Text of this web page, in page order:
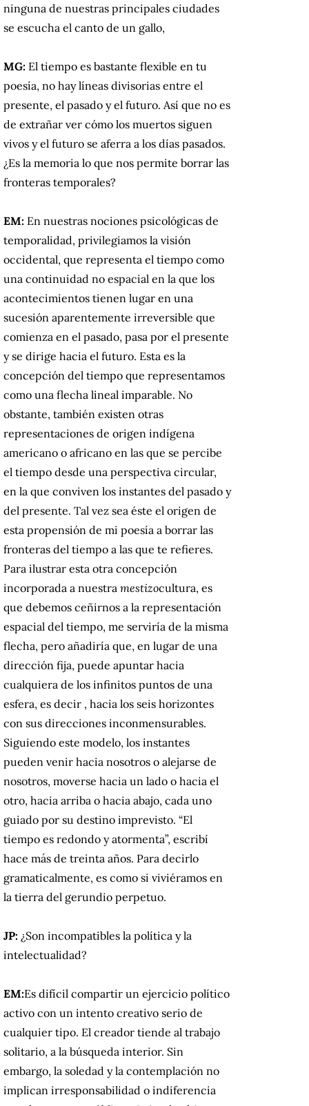
ninguna de nuestras principales ciudades
se escucha el canto de un gallo,
MG: El tiempo es bastante flexible en tu
poesía, no hay líneas divisorias entre el
presente, el pasado y el futuro. Así que no es
de extrañar ver cómo los muertos siguen
vivos y el futuro se aferra a los días pasados.
¿Es la memoria lo que nos permite borrar las
fronteras temporales?
EM: En nuestras nociones psicológicas de
temporalidad, privilegiamos la visión
occidental, que representa el tiempo como
una continuidad no espacial en la que los
acontecimientos tienen lugar en una
sucesión aparentemente irreversible que
comienza en el pasado, pasa por el presente
y se dirige hacia el futuro. Esta es la
concepción del tiempo que representamos
como una flecha lineal imparable. No
obstante, también existen otras
representaciones de origen indígena
americano o africano en las que se percibe
el tiempo desde una perspectiva circular,
en la que conviven los instantes del pasado y
del presente. Tal vez sea éste el origen de
esta propensión de mi poesía a borrar las
fronteras del tiempo a las que te refieres.
Para ilustrar esta otra concepción
incorporada a nuestra mestizocultura, es
que debemos ceñirnos a la representación
espacial del tiempo, me serviría de la misma
flecha, pero añadiría que, en lugar de una
dirección fija, puede apuntar hacia
cualquiera de los infinitos puntos de una
esfera, es decir , hacia los seis horizontes
con sus direcciones inconmensurables.
Siguiendo este modelo, los instantes
pueden venir hacia nosotros o alejarse de
nosotros, moverse hacia un lado o hacia el
otro, hacia arriba o hacia abajo, cada uno
guiado por su destino imprevisto. “El
tiempo es redondo y atormenta”, escribí
hace más de treinta años. Para decirlo
gramaticalmente, es como si viviéramos en
la tierra del gerundio perpetuo.
JP: ¿Son incompatibles la política y la
intelectualidad?
EM:Es difícil compartir un ejercicio político
activo con un intento creativo serio de
cualquier tipo. El creador tiende al trabajo
solitario, a la búsqueda interior. Sin
embargo, la soledad y la contemplación no
implican irresponsabilidad o indiferencia